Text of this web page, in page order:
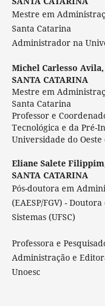
Mestre em
Santa Catarina
Administrador na
Michel Carlesso Avila,
SANTA CATARINA
Mestre em
Santa Catarina
Professor e
Tecnológica e da Pré-
Universidade do
Eliane Salete
SANTA CATARINA
Pós-doutora em
(EAESP/FGV) -
Sistemas (UFSC)
Professora e
Administração e
Unoesc